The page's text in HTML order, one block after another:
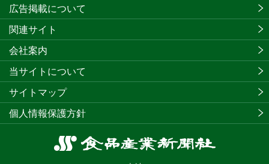
食
広告掲載について
関連サイト
会社案内
当サイトについて
サイトマップ
個人情報保護方針